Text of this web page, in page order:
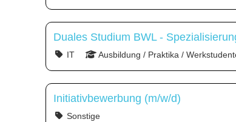
Duales Studium BWL -
IT Ausbildung / Praktika /
Initiativbewerbung (m/w/d)
Sonstige